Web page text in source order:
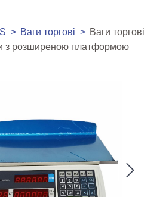
Ваги торгові
Ваги торгові
з розширеною платформою